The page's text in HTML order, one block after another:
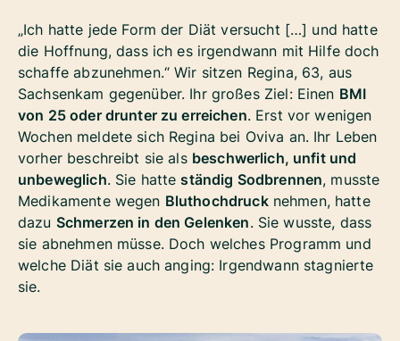
„Ich hatte jede Form der Diät versucht […] und hatte
die Hoffnung, dass ich es irgendwann mit Hilfe doch
schaffe abzunehmen.“ Wir sitzen Regina, 63, aus
Sachsenkam gegenüber. Ihr großes Ziel: Einen BMI
von 25 oder drunter zu erreichen. Erst vor wenigen
Wochen meldete sich Regina bei Oviva an. Ihr Leben
vorher beschreibt sie als beschwerlich, unfit und
unbeweglich. Sie hatteständig Sodbrennen, musste
Medikamente wegen Bluthochdrucknehmen, hatte
dazu Schmerzen in den Gelenken. Sie wusste, dass
sie abnehmen müsse. Doch welches Programm und
welche Diät sie auch anging: Irgendwann stagnierte
sie.